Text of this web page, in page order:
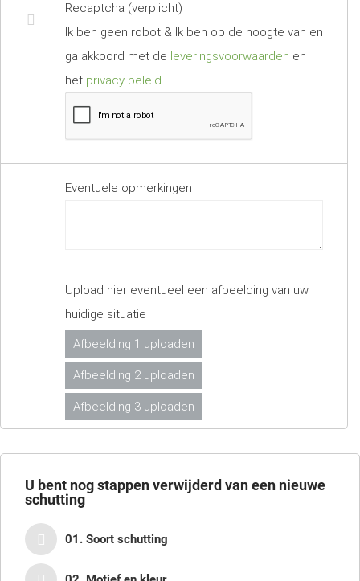
Recaptcha (verplicht)
Ik ben geen robot & Ik ben op de hoogte van en
ga akkoord met de leveringsvoorwaarden en
het privacy beleid.
Eventuele opmerkingen
Upload hier eventueel een afbeelding van uw
huidige situatie
Afbeelding 1 uploaden
Afbeelding 2 uploaden
Afbeelding 3 uploaden
U bent nogstappen verwijderd van een nieuwe
schutting
01. Soort schutting